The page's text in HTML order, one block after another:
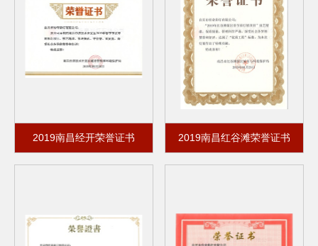
2019南昌经开荣誉证书 2019南昌红谷滩荣誉证书